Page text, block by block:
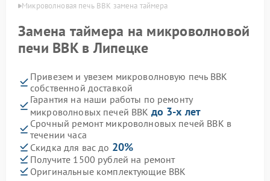
Микроволновая печь BBK замена таймера
Замена таймера на микроволновой
печи BBK в Липецке
Привезем и увезем микроволновую печь BBK
собственной доставкой
Гарантия на наши работы по ремонту
микроволновых печей BBK до 3-х лет
Срочный ремонт микроволновых печей BBK в
течении часа
Скидка для вас до 20%
Получите 1500 рублей на ремонт
Оригинальные комплектующие BBK